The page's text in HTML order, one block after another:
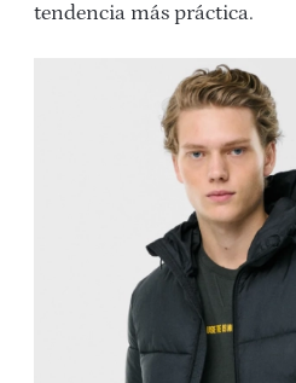
tendencia más práctica.